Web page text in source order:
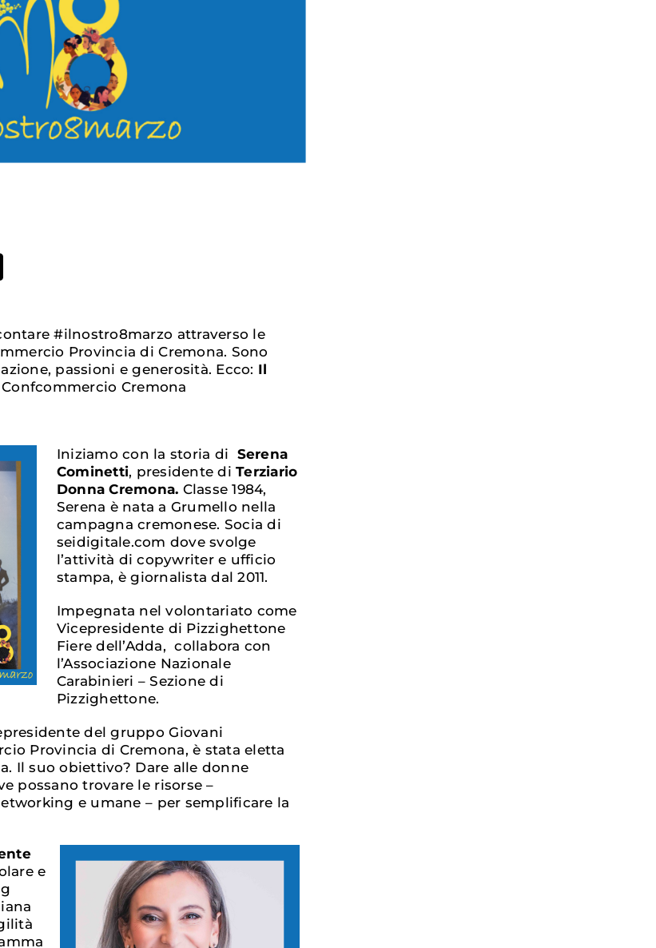
#ilnostro8marzo attraverso le
Provincia di Cremona. Sono
passioni e generosità. Ecco: Il
Cremona
Iniziamo con la storia di Serena
Cominetti, presidente diTerziario
Donna Cremona. Classe 1984,
Serena è nata a Grumello nella
campagna cremonese. Socia di
seidigitale.com dove svolge
l’attività di copywriter e ufficio
stampa, è giornalista dal 2011.
Impegnata nel volontariato come
Vicepresidente di Pizzighettone
Fiere dell’Adda, collabora con
l’Associazione Nazionale
Carabinieri – Sezione di
Pizzighettone.
del gruppo Giovani
Provincia di Cremona, è stata eletta
Il suo obiettivo? Dare alle donne
possano trovare le risorse –
e umane – per semplificare la
e